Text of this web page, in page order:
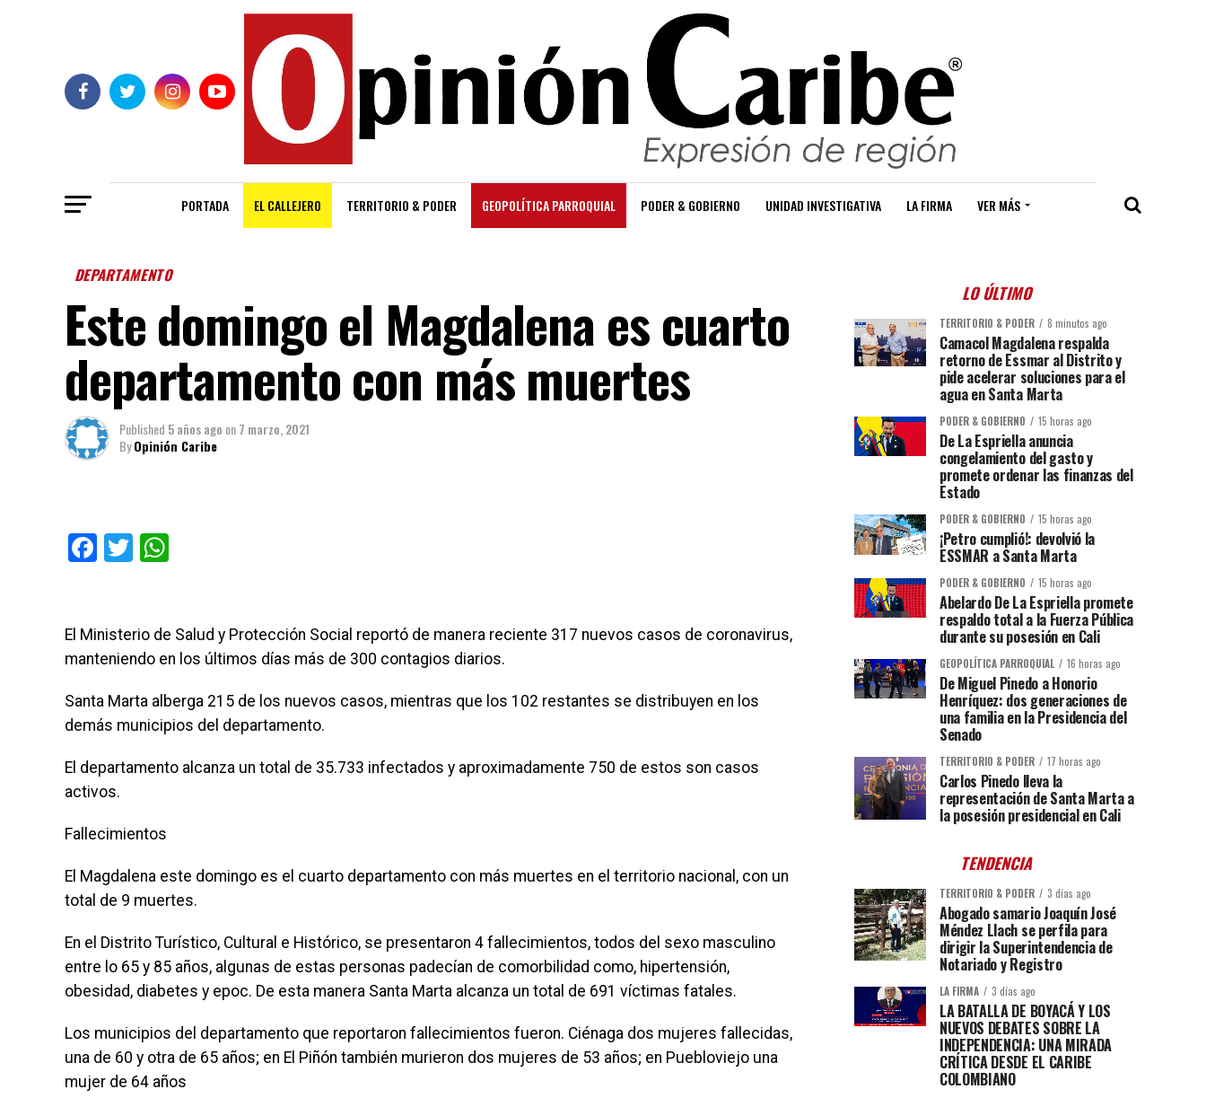
PORTADA EL CALLEJERO TERRITORIO & PODER GEOPOLÍTICA PARROQUIAL PODER & GOBIERNO UNIDAD INVESTIGATIVA LA FIRMA VER MÁS
DEPARTAMENTO
Este domingo el Magdalena es cuarto
departamento con más muertes
Published 5 años ago on7 marzo, 2021
ByOpinión Caribe
Facebook
Twitter
El Ministerio de Salud y Protección Social reportó de manera reciente 317 nuevos casos de coronavirus,
manteniendo en los últimos días más de 300 contagios diarios.
Santa Marta alberga 215 de los nuevos casos, mientras que los 102 restantes se distribuyen en los
demás municipios del departamento.
El departamento alcanza un total de 35.733 infectados y aproximadamente 750 de estos son casos
activos.
Fallecimientos
El Magdalena este domingo es el cuarto departamento con más muertes en el territorio nacional, con un
total de 9 muertes.
En el Distrito Turístico, Cultural e Histórico, se presentaron 4 fallecimientos, todos del sexo masculino
entre lo 65 y 85 años, algunas de estas personas padecían de comorbilidad como, hipertensión,
obesidad, diabetes y epoc. De esta manera Santa Marta alcanza un total de 691 víctimas fatales.
Los municipios del departamento que reportaron fallecimientos fueron. Ciénaga dos mujeres fallecidas,
una de 60 y otra de 65 años; en El Piñón también murieron dos mujeres de 53 años; en Puebloviejo una
mujer de 64 años
LO ÚLTIMO
TERRITORIO & PODER 8 minutos ago
Camacol Magdalena respalda
retorno de Essmar al Distrito y
pide acelerar soluciones para el
agua en Santa Marta
PODER & GOBIERNO 15 horas ago
De La Espriella anuncia
congelamiento del gasto y
promete ordenar las finanzas del
Estado
PODER & GOBIERNO 15 horas ago
¡Petro cumplió!: devolvió la
ESSMAR a Santa Marta
PODER & GOBIERNO 15 horas ago
Abelardo De La Espriella promete
respaldo total a la Fuerza Pública
durante su posesión en Cali
GEOPOLÍTICA PARROQUIAL 16 horas ago
De Miguel Pinedo a Honorio
Henríquez: dos generaciones de
una familia en la Presidencia del
Senado
TERRITORIO & PODER 17 horas ago
Carlos Pinedo lleva la
representación de Santa Marta a
la posesión presidencial en Cali
TENDENCIA
TERRITORIO & PODER 3 días ago
Abogado samario Joaquín José
Méndez Llach se perfila para
dirigir la Superintendencia de
Notariado y Registro
LA FIRMA 3 días ago
LA BATALLA DE BOYACÁ Y LOS
NUEVOS DEBATES SOBRE LA
INDEPENDENCIA: UNA MIRADA
CRÍTICA DESDE EL CARIBE
COLOMBIANO